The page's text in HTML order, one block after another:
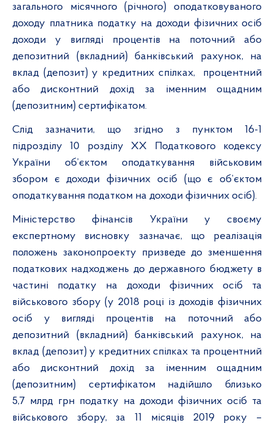
загального місячного (річного) оподатковуваного
доходу платника податку на доходи фізичних осіб
доходи у вигляді процентів на поточний або
депозитний (вкладний) банківський рахунок, на
вклад (депозит) у кредитних спілках,
процентний
або дисконтний дохід за іменним ощадним
(депозитним) сертифікатом.
Слід зазначити, що згідно з пунктом 16-1
підрозділу 10 розділу ХХ Податкового кодексу
України об’єктом оподаткування військовим
збором є доходи фізичних осіб (що є об’єктом
оподаткування податком на доходи фізичних осіб).
Міністерство фінансів України у своєму
експертному висновку зазначає, що реалізація
положень законопроекту призведе до зменшення
податкових надходжень до державного бюджету в
частині податку на доходи фізичних осіб та
військового збору (у 2018 році із доходів фізичних
осіб у вигляді процентів на поточний або
депозитний (вкладний) банківський рахунок, на
вклад (депозит) у кредитних спілках та процентний
або дисконтний дохід за іменним ощадним
(депозитним) сертифікатом надійшло близько
5,7 млрд грн податку на доходи фізичних осіб та
військового збору, за 11 місяців 2019 року –